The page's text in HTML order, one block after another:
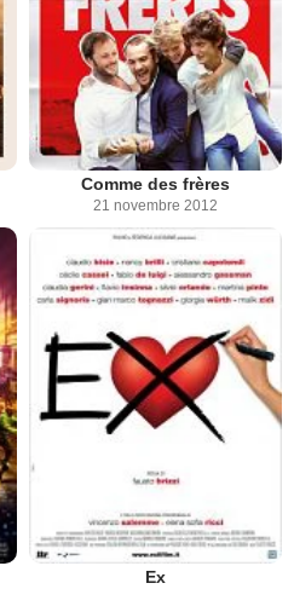
Comme des frères
21 novembre 2012
Ex